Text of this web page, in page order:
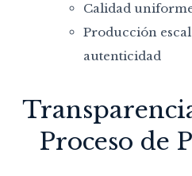
Calidad
Producción
autenticidad
Proceso de